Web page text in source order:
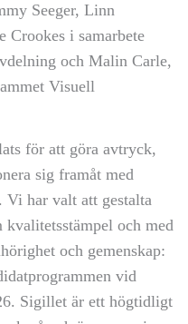
Seeger, Linn
Crookes i samarbete
och Malin Carle,
Visuell
för att göra avtryck,
sig framåt med
Vi har valt att gestalta
och med
och gemenskap:
vid
Sigillet är ett högtidligt